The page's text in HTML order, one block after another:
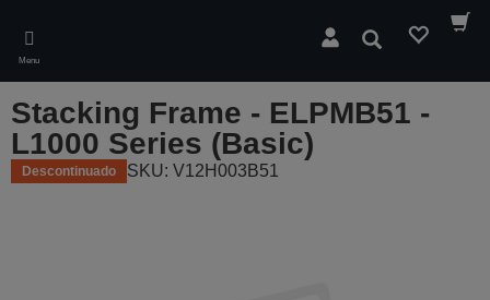
main
content
Menu
Pesquisar
Stacking Frame - ELPMB51 -
L1000 Series (Basic)
Descontinuado SKU: V12H003B51